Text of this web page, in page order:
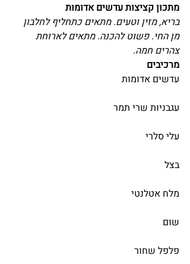
מתכון קציצות עדשים אדומות
בריא, מזין וטעים. מתאים כתחליף לחלבון
מן החי. פשוט להכנה. מתאים לארוחת
צהרים חמה.
מרכיבים
עדשים אדומות
עגבניות שרי תמר
עלי סלרי
בצל
מלח אטלנטי
שום
פלפל שחור